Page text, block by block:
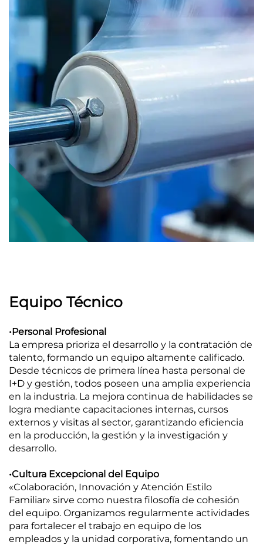
Equipo Técnico​
•Personal Profesional
La empresa prioriza el desarrollo y la contratación de
talento, formando un equipo altamente calificado.
Desde técnicos de primera línea hasta personal de
I+D y gestión, todos poseen una amplia experiencia
en la industria. La mejora continua de habilidades se
logra mediante capacitaciones internas, cursos
externos y visitas al sector, garantizando eficiencia
en la producción, la gestión y la investigación y
desarrollo.
•Cultura Excepcional del Equipo
«Colaboración, Innovación y Atención Estilo
Familiar» sirve como nuestra filosofía de cohesión
del equipo. Organizamos regularmente actividades
para fortalecer el trabajo en equipo de los
empleados y la unidad corporativa, fomentando un